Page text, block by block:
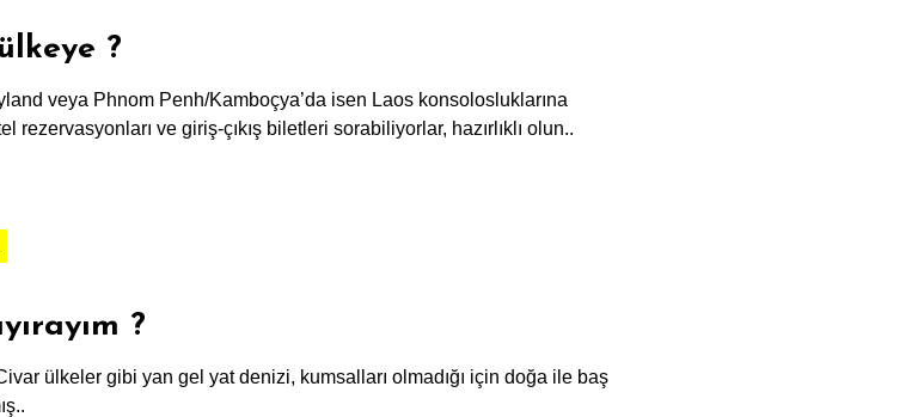
?
veya Phnom Penh/Kamboçya’da isen Laos konsolosluklarına
rezervasyonları ve giriş-çıkış biletleri sorabiliyorlar, hazırlıklı olun..
?
ülkeler gibi yan gel yat denizi, kumsalları olmadığı için doğa ile baş